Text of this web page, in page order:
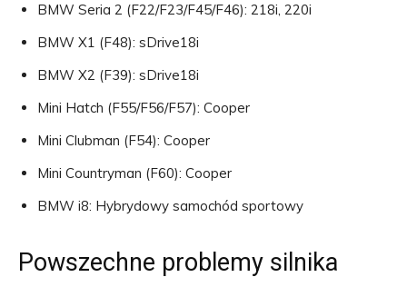
BMW Seria 2 (F22/F23/F45/F46): 218i, 220i
BMW X1 (F48): sDrive18i
BMW X2 (F39): sDrive18i
Mini Hatch (F55/F56/F57): Cooper
Mini Clubman (F54): Cooper
Mini Countryman (F60): Cooper
BMW i8: Hybrydowy samochód sportowy
Powszechne problemy silnika